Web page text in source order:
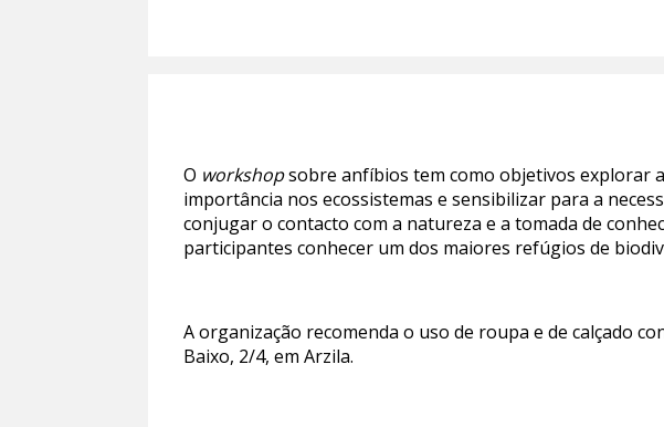
O workshopsobre anfíbios tem como objetivos explorar
importância nos ecossistemas e sensibilizar para a
conjugar o contacto com a natureza e a tomada de
participantes conhecer um dos maiores refúgios de
A organização recomenda o uso de roupa e de calçado
Baixo, 2/4, em Arzila.